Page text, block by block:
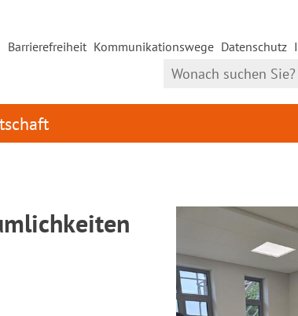
Barrierefreiheit Kommunikationswege Datenschutz